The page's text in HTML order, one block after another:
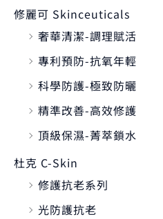
修麗可 Skinceuticals
奢華清潔-調理賦活
專利預防-抗氧年輕
科學防護-極致防曬
精準改善-高效修護
頂級保濕-菁萃鎖水
杜克 C-Skin
修護抗老系列
光防護抗老